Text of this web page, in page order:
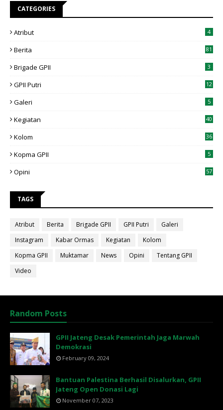
CATEGORIES
Atribut 4
Berita 81
Brigade GPII 3
GPII Putri 12
Galeri 5
Kegiatan 40
Kolom 36
Kopma GPII 5
Opini 57
TAGS
Atribut Berita Brigade GPII GPII Putri
Galeri
Instagram
Kabar Ormas Kegiatan
Kolom
Kopma GPII
Muktamar News Opini
Tentang GPII
Video
Random Posts
GPII Jateng Desak Pemerintah Jaga Marwah
Demokrasi
February 09, 2024
Bantuan Palestina Berhasil Disalurkan, GPII
Jateng Open Donasi Lagi
November 07, 2023